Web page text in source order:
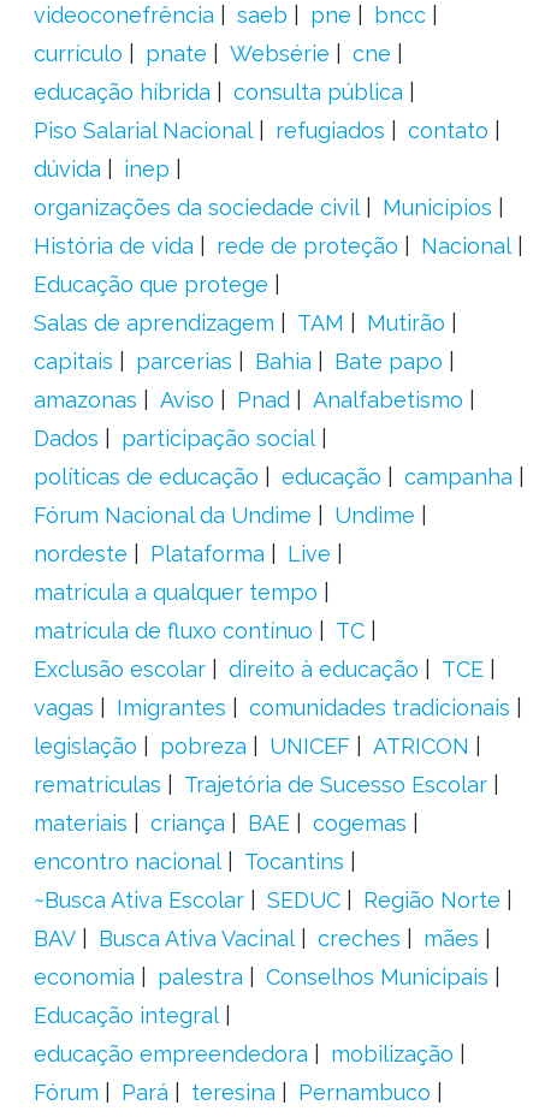
videoconefrência
saeb pne
bncc
currículo
pnate Websérie
cne
educação híbrida
consulta pública
Piso Salarial Nacional
refugiados
contato
dúvida
inep
organizações da sociedade civil
Municípios
História de vida
rede de proteção
Nacional
Educação que protege
Salas de aprendizagem
TAM
Mutirão
capitais
parcerias Bahia
Bate papo
amazonas
Aviso Pnad
Analfabetismo
Dados
participação social
políticas de educação
educação
campanha
Fórum Nacional da Undime
Undime
nordeste
Plataforma
Live
matrícula a qualquer tempo
matrícula de fluxo contínuo
TC
Exclusão escolar
direito à educação
TCE
vagas
Imigrantes
comunidades tradicionais
legislação
pobreza UNICEF
ATRICON
rematrículas
Trajetória de Sucesso Escolar
materiais
criança BAE
cogemas
encontro nacional
Tocantins
~Busca Ativa Escolar
SEDUC
Região Norte
BAV
Busca Ativa Vacinal creches
mães
economia
palestra
Conselhos Municipais
Educação integral
educação empreendedora
mobilização
Fórum
Pará teresina Pernambuco